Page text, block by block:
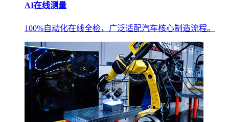
AI在线测量
100%自动化在线全检，广泛适配汽车核心制造流程。